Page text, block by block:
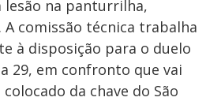
lesão na panturrilha,
comissão técnica trabalha
à disposição para o duelo
29, em confronto que vai
da chave do São